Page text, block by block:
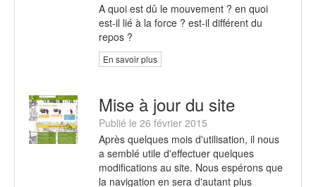
A quoi est dû le mouvement ? en quoi
est-il lié à la force ? est-il différent du
repos ?
En savoir plus
Mise à jour du site
Publié le 26 février 2015
Après quelques mois d'utilisation, il nous
a semblé utile d'effectuer quelques
modifications au site. Nous espérons que
la navigation en sera d'autant plus